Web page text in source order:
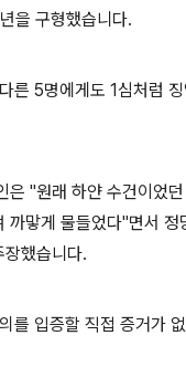
을 구형했습니다.
른 5명에게도 1심처럼
은 "원래 하얀 수건이었
까맣게 물들었다"면서 정
했습니다.
를 입증할 직접 증거가